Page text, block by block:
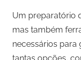
Um preparatório
mas também
necessários para